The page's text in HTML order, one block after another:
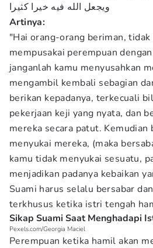
ويجعل الله فيه خيرا كثيرا
Artinya:
"Hai orang-orang beriman, tidak
mempusakai perempuan
janganlah kamu menyusahkan
mengambil kembali sebagian
berikan kepadanya, terkecuali
pekerjaan keji yang nyata, dan
mereka secara patut. Kemudian
menyukai mereka, (maka
kamu tidak menyukai sesuatu,
menjadikan padanya kebaikan
Suami harus selalu bersabar
terkhusus ketika istri tengah
Sikap Suami Saat Menghadapi
Pexels.com/Georgia Maciel
Perempuan ketika hamil akan